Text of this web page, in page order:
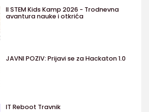
II STEM Kids Kamp 2026 - Trodnevna
avantura nauke i otkrića
JAVNI POZIV: Prijavi se za Hackaton 1.0
IT Reboot Travnik